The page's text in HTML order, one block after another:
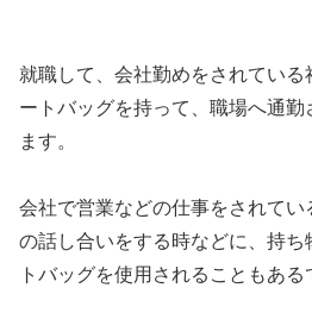
就職して、会社勤めをされている
ートバッグを持って、職場へ通
ます。
会社で営業などの仕事をされてい
の話し合いをする時などに、持
トバッグを使用されることもある